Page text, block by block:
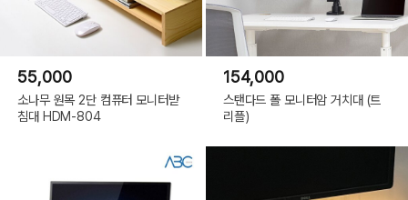
55,000
소나무 원목 2단 컴퓨터 모니터받
침대 HDM-804
154,000
스탠다드 폴 모니터암 거치대 (트
리플)